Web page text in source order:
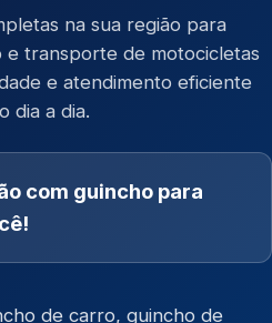
na sua região para
e transporte de motocicletas
e atendimento eficiente
dia a dia.
com guincho para
de carro, guincho de